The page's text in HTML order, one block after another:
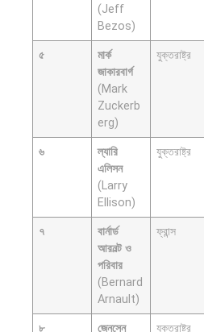
দক্ষিণ এশিয়ায়
‘জেন-জি’
বাংলাদেশ,…
(Jeff
Bezos)
৫
মার্ক
জাকারবার্গ
(Mark
Zuckerb
erg)
যুক্তরাষ্ট্র
৬
ল্যারি
এলিসন
(Larry
Ellison)
যুক্তরাষ্ট্র
৭
বার্নার্ড
আরনল্ট ও
পরিবার
(Bernard
Arnault)
ফ্রান্স
৮
জেনসেন
যুক্তরাষ্ট্র